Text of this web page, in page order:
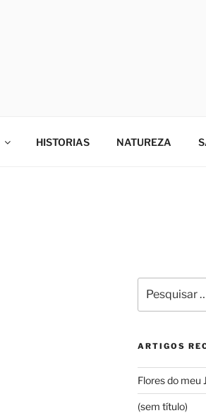
HISTORIAS NATUREZA
por:
ARTIGOS
Flores do meu
(sem título)